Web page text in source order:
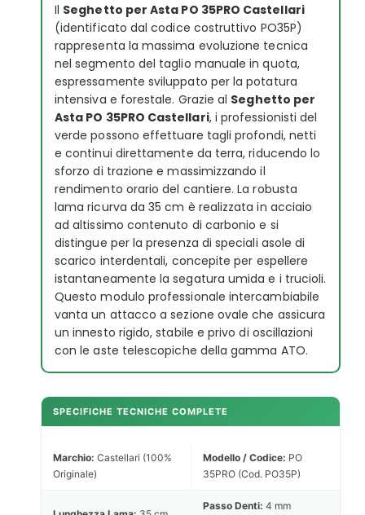
Il Seghetto per Asta PO 35PRO Castellari
(identificato dal codice costruttivo PO35P)
rappresenta la massima evoluzione tecnica
nel segmento del taglio manuale in quota,
espressamente sviluppato per la potatura
intensiva e forestale. Grazie al Seghetto per
Asta PO 35PRO Castellari, i professionisti del
verde possono effettuare tagli profondi, netti
e continui direttamente da terra, riducendo lo
sforzo di trazione e massimizzando il
rendimento orario del cantiere. La robusta
lama ricurva da 35 cm è realizzata in acciaio
ad altissimo contenuto di carbonio e si
distingue per la presenza di speciali asole di
scarico interdentali, concepite per espellere
istantaneamente la segatura umida e i trucioli.
Questo modulo professionale intercambiabile
vanta un attacco a sezione ovale che assicura
un innesto rigido, stabile e privo di oscillazioni
con le aste telescopiche della gamma ATO.
SPECIFICHE TECNICHE COMPLETE
Marchio: Castellari (100%
Originale)
Modello / Codice: PO
35PRO (Cod. PO35P)
Passo Denti: 4 mm